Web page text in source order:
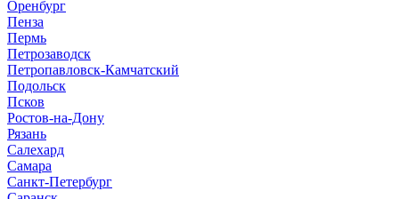
Оренбург
Пенза
Пермь
Петрозаводск
Петропавловск-Камчатский
Подольск
Псков
Ростов-на-Дону
Рязань
Салехард
Самара
Санкт-Петербург